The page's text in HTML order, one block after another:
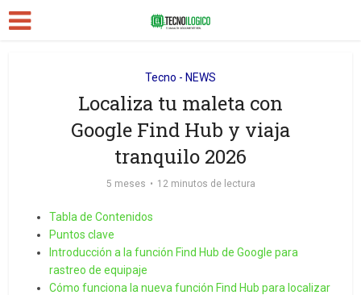
Tecno - NEWS
Localiza tu maleta con
Google Find Hub y viaja
tranquilo 2026
5 meses 12 minutos de lectura
Tabla de Contenidos
Puntos clave
Introducción a la función Find Hub de Google para
rastreo de equipaje
Cómo funciona la nueva función Find Hub para localizar